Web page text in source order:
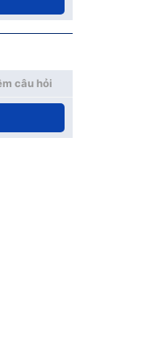
câu hỏi